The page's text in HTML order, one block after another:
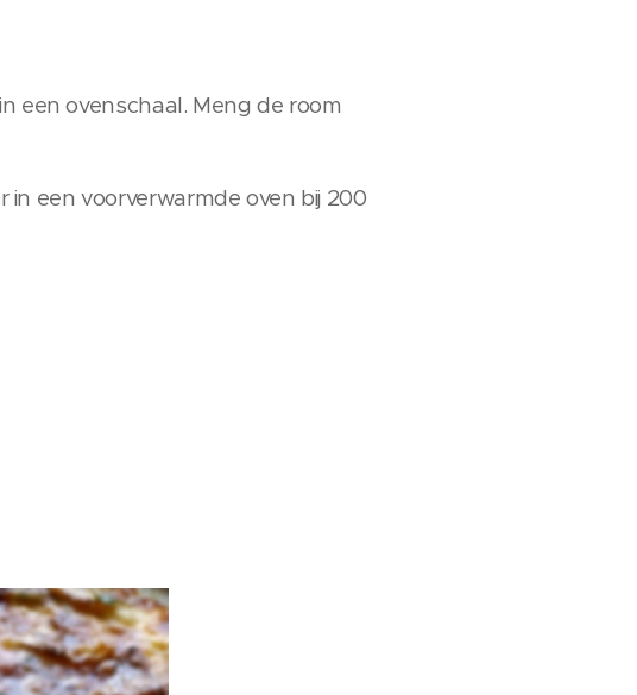
een ovenschaal. Meng de room
een voorverwarmde oven bij 200